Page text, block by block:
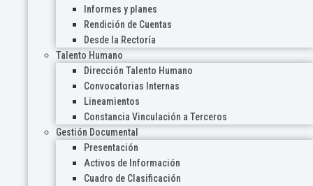
Informes y planes
Rendición de Cuentas
Desde la Rectoría
Talento Humano
Dirección Talento Humano
Convocatorias Internas
Lineamientos
Constancia Vinculación a Terceros
Gestión Documental
Presentación
Activos de Información
Cuadro de Clasificación